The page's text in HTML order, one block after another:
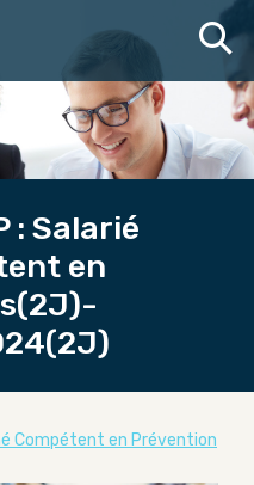
: Salarié
en
Compétent en Prévention